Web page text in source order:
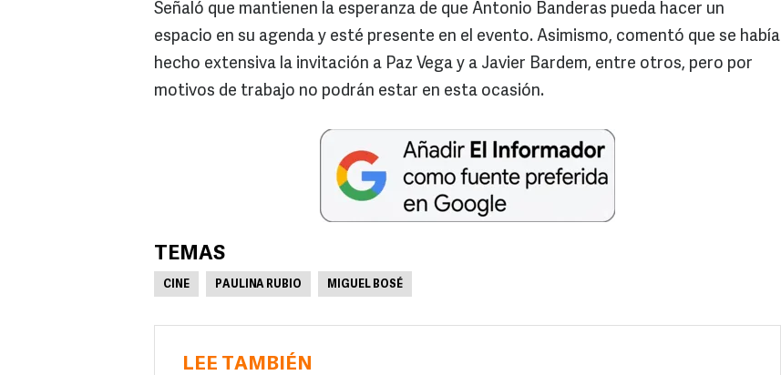
Señaló que mantienen la esperanza de que Antonio Banderas pueda hacer un
espacio en su agenda y esté presente en el evento. Asimismo, comentó que se había
hecho extensiva la invitación a Paz Vega y a Javier Bardem, entre otros, pero por
motivos de trabajo no podrán estar en esta ocasión.
TEMAS
CINE PAULINA RUBIO MIGUEL BOSÉ
LEE TAMBIÉN